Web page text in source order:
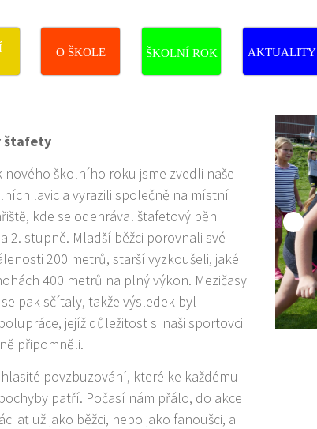
O ŠKOLE ŠKOLNÍ ROK AKTUALITY
štafety
nového školního roku jsme zvedli naše
lavic a vyrazili společně na místní
kde se odehrával štafetový běh
2. stupně. Mladší běžci porovnali své
200 metrů, starší vyzkoušeli, jaké
400 metrů na plný výkon. Mezičasy
pak sčítaly, takže výsledek byl
jejíž důležitost si naši sportovci
připomněli.
povzbuzování, které ke každému
patří. Počasí nám přálo, do akce
ať už jako běžci, nebo jako fanoušci, a